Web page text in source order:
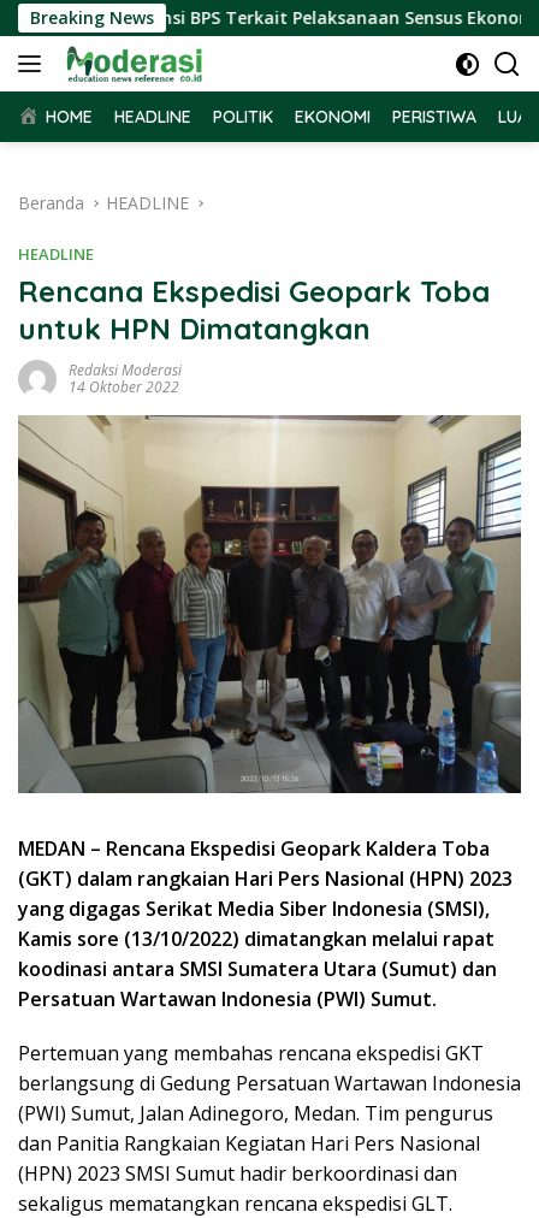
Langsung
ke
konten
Breaking News
Audiensi BPS Terkait Pelaksanaan Sensus Ekonomi 2026
HOME HEADLINE POLITIK EKONOMI PERISTIWA
Beranda HEADLINE
HEADLINE
Rencana Ekspedisi Geopark Toba
untuk HPN Dimatangkan
Redaksi Moderasi
14 Oktober 2022
MEDAN – Rencana Ekspedisi Geopark Kaldera Toba
(GKT) dalam rangkaian Hari Pers Nasional (HPN) 2023
yang digagas Serikat Media Siber Indonesia (SMSI),
Kamis sore (13/10/2022) dimatangkan melalui rapat
koodinasi antara SMSI Sumatera Utara (Sumut) dan
Persatuan Wartawan Indonesia (PWI) Sumut.
Pertemuan yang membahas rencana ekspedisi GKT
berlangsung di Gedung Persatuan Wartawan Indonesia
(PWI) Sumut, Jalan Adinegoro, Medan. Tim pengurus
dan Panitia Rangkaian Kegiatan Hari Pers Nasional
(HPN) 2023 SMSI Sumut hadir berkoordinasi dan
sekaligus mematangkan rencana ekspedisi GLT.